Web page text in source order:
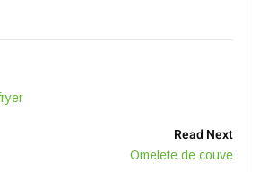
Read Next
Omelete de couve